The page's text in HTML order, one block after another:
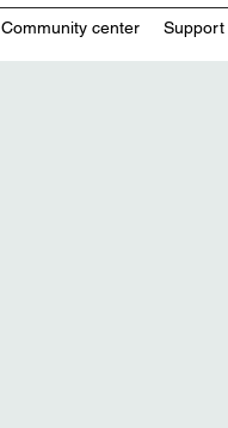
Community center Support